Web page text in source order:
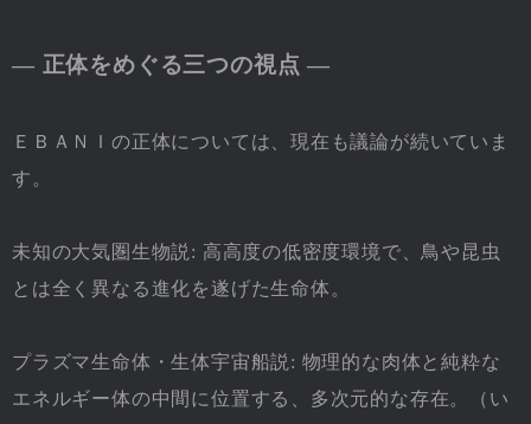
― 正体をめぐる三つの視点 ―
ＥＢＡＮＩの正体については、現在も議論が続いていま
す。
未知の大気圏生物説: 高高度の低密度環境で、鳥や昆虫
とは全く異なる進化を遂げた生命体。
プラズマ生命体・生体宇宙船説: 物理的な肉体と純粋な
エネルギー体の中間に位置する、多次元的な存在。（い